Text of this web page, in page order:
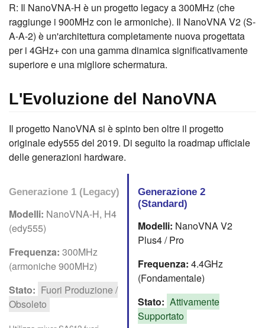
R: Il NanoVNA-H è un progetto legacy a 300MHz (che
raggiunge i 900MHz con le armoniche). Il NanoVNA V2 (S-
A-A-2) è un'architettura completamente nuova progettata
per i 4GHz+ con una gamma dinamica significativamente
superiore e una migliore schermatura.
L'Evoluzione del NanoVNA
Il progetto NanoVNA si è spinto ben oltre il progetto
originale edy555 del 2019. Di seguito la roadmap ufficiale
delle generazioni hardware.
Generazione 1 (Legacy)
Modelli: NanoVNA-H, H4
(edy555)
Frequenza: 300MHz
(armoniche 900MHz)
Stato: Fuori Produzione /
Obsoleto
Generazione 2
(Standard)
Modelli: NanoVNA V2
Plus4 / Pro
Frequenza: 4.4GHz
(Fondamentale)
Stato: Attivamente
Supportato